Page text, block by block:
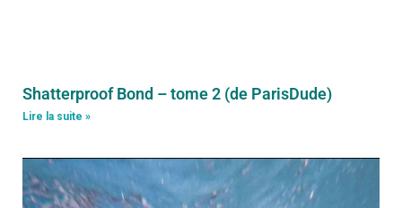
Shatterproof Bond – tome 2 (de ParisDude)
Lire la suite »